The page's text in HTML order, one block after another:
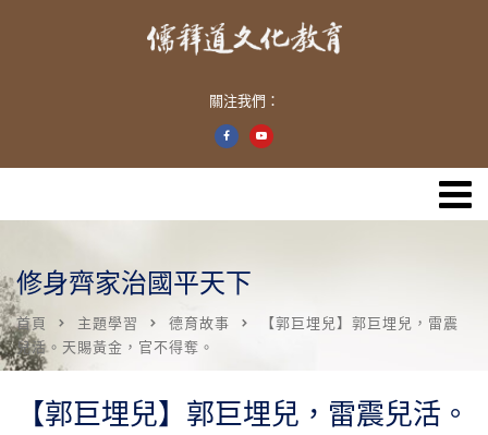
關注我們：
修身齊家治國平天下
首頁 主題學習 德育故事
【郭巨埋兒】郭巨埋兒，雷震
兒活。天賜黃金，官不得奪。
【郭巨埋兒】郭巨埋兒，雷震兒活。